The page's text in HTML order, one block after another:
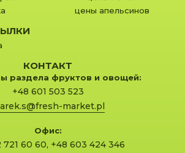
цены апельсинов
КОНТАКТ
раздела фруктов и овощей:
+48 601 503 523
market.pl
Офис:
721 60 60, +48 603 424 346